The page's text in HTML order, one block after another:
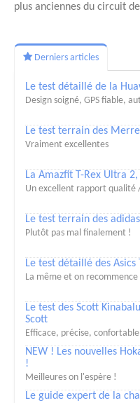
plus anciennes du circuit
Derniers articles
Le test détaillé de la
Design soigné, GPS fiable,
Le test terrain des
Vraiment excellentes
La Amazfit T-Rex Ultra
Un excellent rapport qualité
Le test terrain des
Plutôt pas mal finalement !
Le test détaillé des
La même et on recommence
Le test des Scott
Scott
Efficace, précise,
NEW ! Les nouvelles
!
Meilleures on l'espère !
Le guide expert de la